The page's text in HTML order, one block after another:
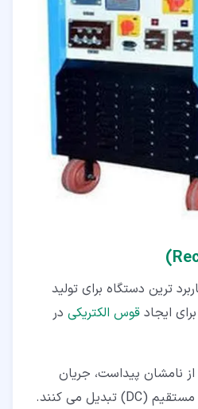
ترین دستگاه برای تولید
ایجاد قوس الکتریکی در
نامشان پیداست، جریان